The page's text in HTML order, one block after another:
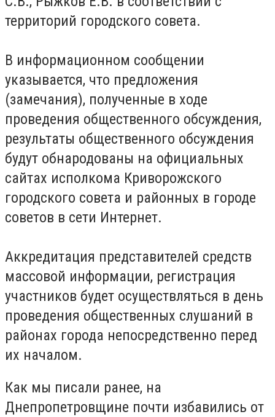
территорий городского совета.
В информационном сообщении
указывается, что предложения
(замечания), полученные в ходе
проведения общественного обсуждения,
результаты общественного обсуждения
будут обнародованы на официальных
сайтах исполкома Криворожского
городского совета и районных в городе
советов в сети Интернет.
Аккредитация представителей средств
массовой информации, регистрация
участников будет осуществляться в день
проведения общественных слушаний в
районах города непосредственно перед
их началом.
Как мы писали ранее, на
Днепропетровщине почти избавились от